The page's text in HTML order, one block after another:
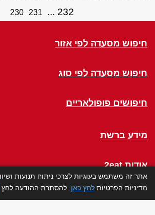
230 231 232
חיפוש מסעדה לפי אזור
חיפוש מסעדה לפי סוג
חיפושים פופולאריים
מידע ברשת
אודות 2eat
Click a Table
אתר זה משתמש בעוגיות לצרכי ניתוח תנועות
מדיניות הפרטיות לחץ כאן . להסתרת ההודעה לחץ